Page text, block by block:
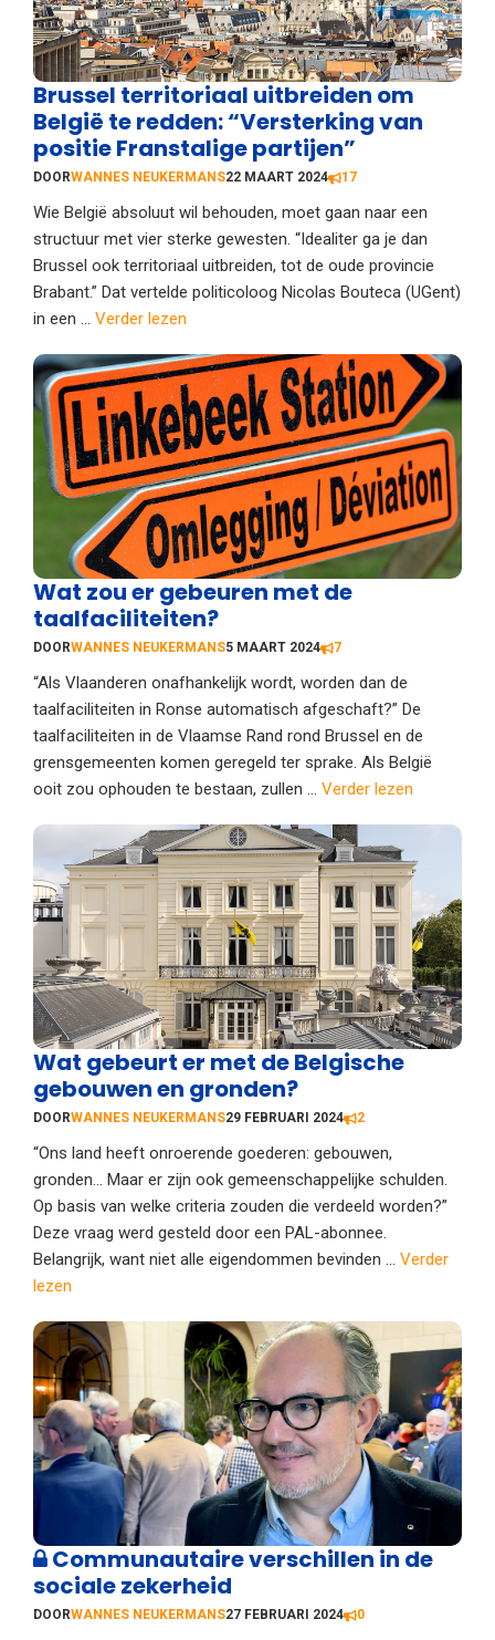
Brussel territoriaal uitbreiden om
België te redden: “Versterking van
positie Franstalige partijen”
DOORWANNES NEUKERMANS22 MAART 2024 17
Wie België absoluut wil behouden, moet gaan naar een
structuur met vier sterke gewesten. “Idealiter ga je dan
Brussel ook territoriaal uitbreiden, tot de oude provincie
Brabant.” Dat vertelde politicoloog Nicolas Bouteca (UGent)
in een ... Verder lezen
Wat zou er gebeuren met de
taalfaciliteiten?
DOORWANNES NEUKERMANS5 MAART 2024 7
“Als Vlaanderen onafhankelijk wordt, worden dan de
taalfaciliteiten in Ronse automatisch afgeschaft?” De
taalfaciliteiten in de Vlaamse Rand rond Brussel en de
grensgemeenten komen geregeld ter sprake. Als België
ooit zou ophouden te bestaan, zullen ... Verder lezen
Wat gebeurt er met de Belgische
gebouwen en gronden?
DOORWANNES NEUKERMANS29 FEBRUARI 2024 2
“Ons land heeft onroerende goederen: gebouwen,
gronden… Maar er zijn ook gemeenschappelijke schulden.
Op basis van welke criteria zouden die verdeeld worden?”
Deze vraag werd gesteld door een PAL-abonnee.
Belangrijk, want niet alle eigendommen bevinden ... Verder
lezen
Communautaire verschillen in de
sociale zekerheid
DOORWANNES NEUKERMANS27 FEBRUARI 2024 0